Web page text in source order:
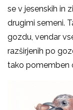
se v jesenskih in
drugimi semeni.
gozdu, vendar
razširjenih po
tako pomemben